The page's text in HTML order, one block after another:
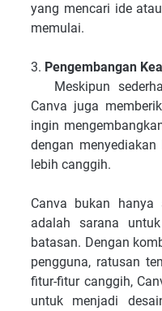
yang mencari ide
memulai.
3. Pengembangan
Meskipun
Canva juga
ingin
dengan
lebih canggih.
Canva bukan
adalah sarana
batasan. Dengan
pengguna, ratusan
fitur-fitur canggih,
untuk menjadi